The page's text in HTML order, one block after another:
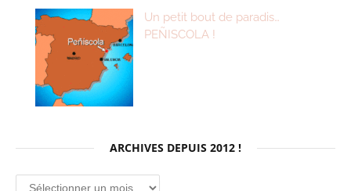
Un petit bout de paradis…
PEÑISCOLA !
ARCHIVES DEPUIS 2012 !
Archives